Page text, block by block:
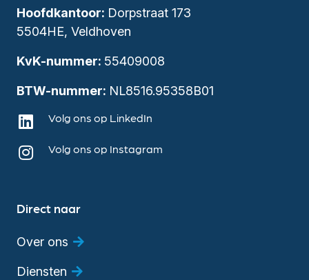
Hoofdkantoor: Dorpstraat 173
5504HE, Veldhoven
KvK-nummer: 55409008
BTW-nummer: NL8516.95358B01
Volg ons op LinkedIn
Volg ons op Instagram
Direct naar
Over ons
Diensten